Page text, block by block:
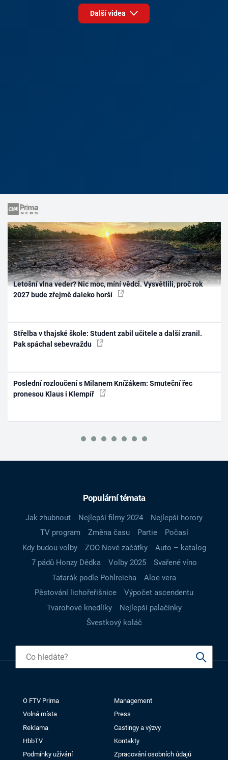
Další videa
Letošní vlna veder? Nic moc, míní vědci. Vysvětlili, proč rok
2027 bude zřejmě daleko horší
Střelba v thajské škole: Student zabil učitele a další zranil.
Pak spáchal sebevraždu
Poslední rozloučení s Milanem Knížákem: Smuteční řec
pronesou Klaus i Klempíř
Populární témata
Jak zhubnout Nejlepší filmy 2024
Nejlepší horory
TV program
Změna času Partie
Počasí
Kdy budou volby
ZOO Nové začátky
Auto – katalog
7 pádů Honzy Dědka
Volby 2025
Svařené víno
Tatarák podle Pohlreicha
Aloe vera
Pěstování lichořeřišnice
Výpočet ascendentu
Tvarohové knedlíky
Nejlepší palačinky
Švestkový koláč
O FTV Prima
Management
Volná místa
Press
Reklama
Castingy a výzvy
HbbTV
Kontakty
Podmínky užívání
Zpracování osobních údajů